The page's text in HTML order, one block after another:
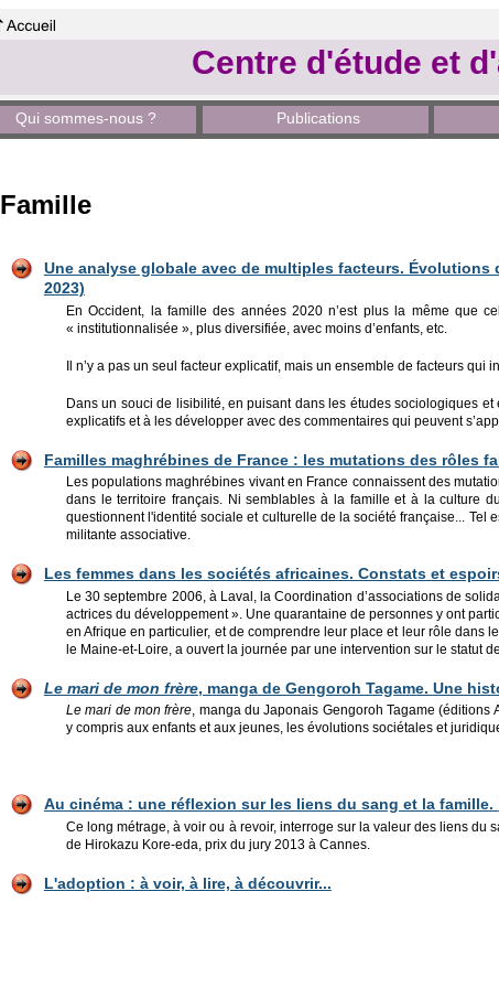
Centre d'étude et
Qui sommes-nous ? Publications
Famille
Une analyse globale avec de multiples facteurs. Évolutions
2023)
En Occident, la famille des années 2020 n’est plus la même que
« institutionnalisée », plus diversifiée, avec moins d’enfants, etc.
Il n’y a pas un seul facteur explicatif, mais un ensemble de facteurs
Dans un souci de lisibilité, en puisant dans les études sociologiques
explicatifs et à les développer avec des commentaires qui peuvent
Familles maghrébines de France : les mutations des rôles
Les populations maghrébines vivant en France connaissent des
dans le territoire français. Ni semblables à la famille et à la culture
questionnent l'identité sociale et culturelle de la société française...
militante associative.
Les femmes dans les sociétés africaines. Constats et
Le 30 septembre 2006, à Laval, la Coordination d’associations de
actrices du développement ». Une quarantaine de personnes y ont
en Afrique en particulier, et de comprendre leur place et leur rôle dans
le Maine-et-Loire, a ouvert la journée par une intervention sur le statut
Le mari de mon frère, manga de Gengoroh Tagame. Une
Le mari de mon frère, manga du Japonais Gengoroh Tagame
y compris aux enfants et aux jeunes, les évolutions sociétales et
Au cinéma : une réflexion sur les liens du sang et la famille.
Ce long métrage, à voir ou à revoir, interroge sur la valeur des liens du
de Hirokazu Kore-eda, prix du jury 2013 à Cannes.
L'adoption : à voir, à lire, à découvrir...